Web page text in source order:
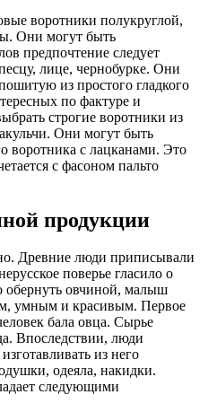
воротники полукруглой,
Они могут быть
предпочтение следует
лице, чернобурке. Они
из простого гладкого
по фактуре и
строгие воротники из
Они могут быть
воротника с лацканами. Это
с фасоном пальто
продукции
Древние люди приписывали
поверье гласило о
обернуть овчиной, малыш
умным и красивым. Первое
бала овца. Сырье
Впоследствии, люди
из него
одеяла, накидки.
следующими